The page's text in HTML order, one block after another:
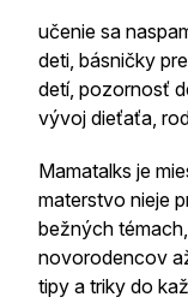
učenie sa
deti, básničky
detí, pozornosť
vývoj dieťaťa,
Mamatalks je
materstvo nieje
bežných
novorodencov
tipy a triky do